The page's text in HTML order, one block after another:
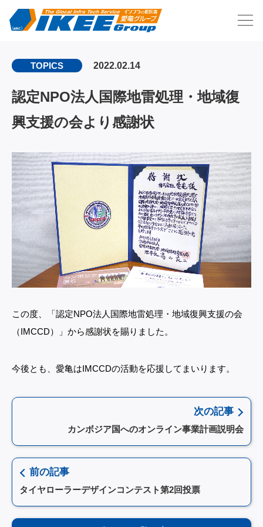
TOPICS 2022.02.14
認定NPO法人国際地雷処理・地域復
興支援の会より感謝状
この度、「認定NPO法人国際地雷処理・地域復興支援の会
（IMCCD）」から感謝状を賜りました。
今後とも、愛亀はIMCCDの活動を応援してまいります。
次の記事
カンボジア国へのオンライン事業計画説明会
前の記事
タイヤローラーデザインコンテスト第2回投票